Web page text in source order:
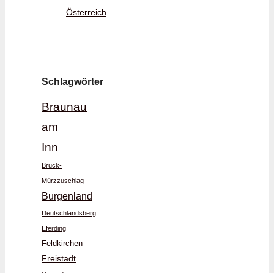
Österreich
Schlagwörter
Braunau
am
Inn
Bruck-
Mürzzuschlag
Burgenland
Deutschlandsberg
Eferding
Feldkirchen
Freistadt